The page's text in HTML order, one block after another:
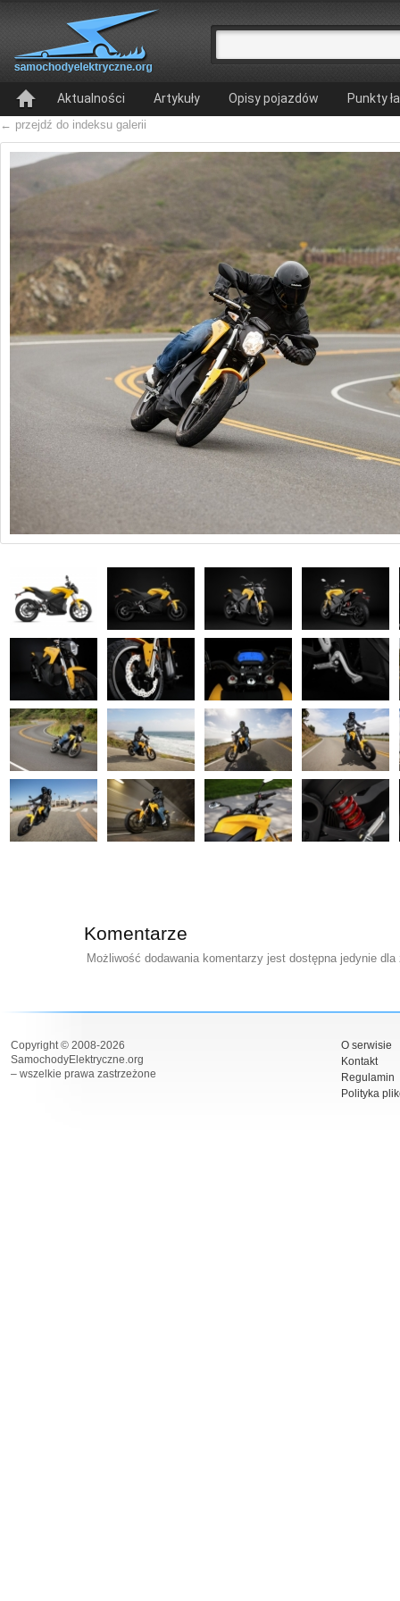
Aktualności Artykuły Opisy pojazdów Punkty
← przejdź do indeksu galerii
Komentarze
Możliwość dodawania komentarzy jest dostępna jedynie
Copyright © 2008-2026
SamochodyElektryczne.org
– wszelkie prawa zastrzeżone
O serwisie
Kontakt
Regulamin
Polityka